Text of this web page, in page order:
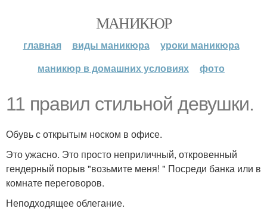
МАНИКЮР
главная виды маникюра
уроки маникюра
маникюр в домашних условиях
фото
11 правил стильной девушки.
Обувь с открытым носком в офисе.
Это ужасно. Это просто неприличный, откровенный
гендерный порыв "возьмите меня! " Посреди банка или в
комнате переговоров.
Неподходящее облегание.